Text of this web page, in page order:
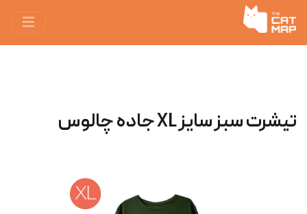
تیشرت سبز سایز XL جاده چالوس